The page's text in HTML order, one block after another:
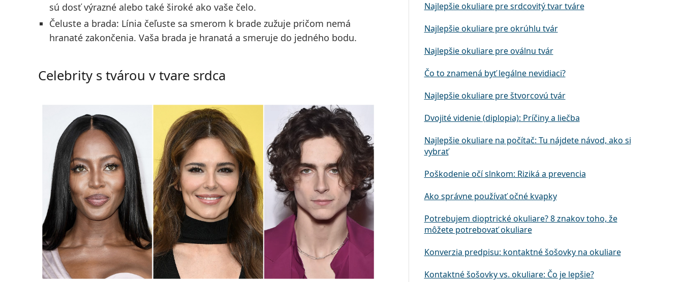
sú dosť výrazné alebo také široké ako vaše čelo.
Čeluste a brada: Línia čeľuste sa smerom k brade zužuje pričom nemá
hranaté zakončenia. Vaša brada je hranatá a smeruje do jedného bodu.
Celebrity s tvárou v tvare srdca
Najlepšie okuliare pre srdcovitý tvar tváre
Najlepšie okuliare pre okrúhlu tvár
Najlepšie okuliare pre oválnu tvár
Čo to znamená byť legálne nevidiaci?
Najlepšie okuliare pre štvorcovú tvár
Dvojité videnie (diplopia): Príčiny a liečba
Najlepšie okuliare na počítač: Tu nájdete návod, ako si
vybrať
Poškodenie očí slnkom: Riziká a prevencia
Ako správne používať očné kvapky
Potrebujem dioptrické okuliare? 8 znakov toho, že
môžete potrebovať okuliare
Konverzia predpisu: kontaktné šošovky na okuliare
Kontaktné šošovky vs. okuliare: Čo je lepšie?